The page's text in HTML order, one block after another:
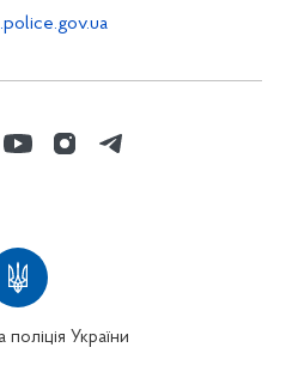
поліція України